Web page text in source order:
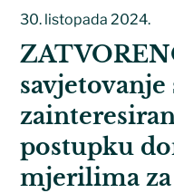
30. listopada 2024.
savjetovanje
postupku
mjerilima